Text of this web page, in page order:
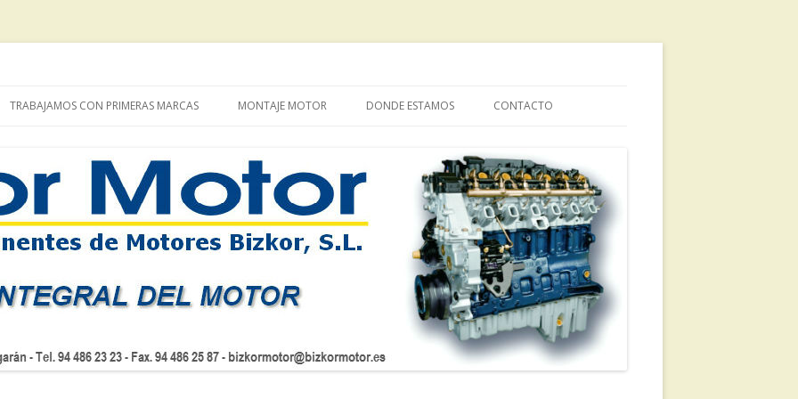
TRABAJAMOS CON PRIMERAS MARCAS MONTAJE MOTOR DONDE ESTAMOS CONTACTO